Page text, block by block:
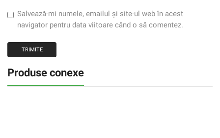
Salvează-mi numele, emailul și site-ul web în acest
navigator pentru data viitoare când o să comentez.
Produse conexe